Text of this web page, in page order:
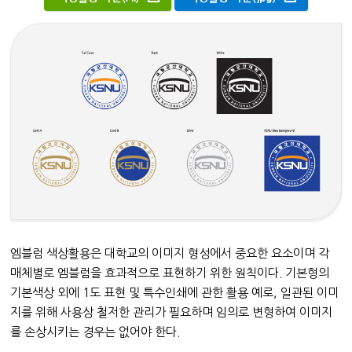
엠블럼 색상활용은 대학교의 이미지 형성에서 중요한 요소이며 각
매체별로 엠블럼을 효과적으로 표현하기 위한 원칙이다. 기본형의
기본색상 외에 1도 표현 및 특수인쇄에 관한 활용 예로, 일관된 이미
지를 위해 사용상 철저한 관리가 필요하며 임의로 변형하여 이미지
를 손상시키는 경우는 없어야 한다.